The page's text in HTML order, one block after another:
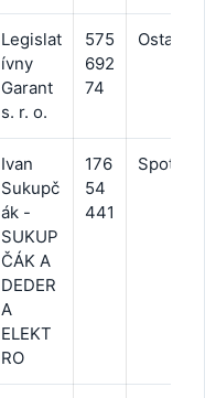
Legislat
ívny
Garant
s. r. o.
575
692
74
Ostatné
Ivan
Sukupč
ák -
SUKUP
ČÁK A
DEDER
A
ELEKT
RO
176
54
441